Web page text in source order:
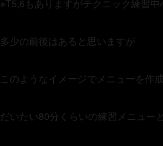
※T5,6もありますがテクニック練習
多少の前後はあると思いますが
このようなイメージでメニューを作
だいたい80分くらいの練習メニュー